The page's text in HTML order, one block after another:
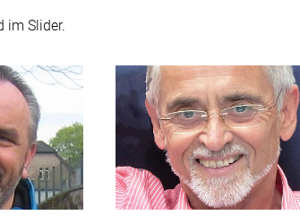
im Slider.